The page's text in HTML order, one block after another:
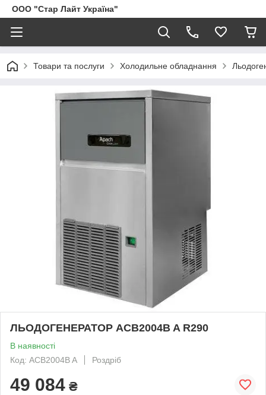
ООО "Стар Лайт Україна"
Товари та послуги Холодильне обладнання
ЛЬОДОГЕНЕРАТОР ACB2004B A R290
В наявності
Код: ACB2004B A
Роздріб
49 084 ₴